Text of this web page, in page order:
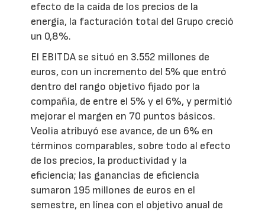
efecto de la caída de los precios de la
energía, la facturación total del Grupo creció
un 0,8%.
El EBITDA se situó en 3.552 millones de
euros, con un incremento del 5% que entró
dentro del rango objetivo fijado por la
compañía, de entre el 5% y el 6%, y permitió
mejorar el margen en 70 puntos básicos.
Veolia atribuyó ese avance, de un 6% en
términos comparables, sobre todo al efecto
de los precios, la productividad y la
eficiencia; las ganancias de eficiencia
sumaron 195 millones de euros en el
semestre, en línea con el objetivo anual de